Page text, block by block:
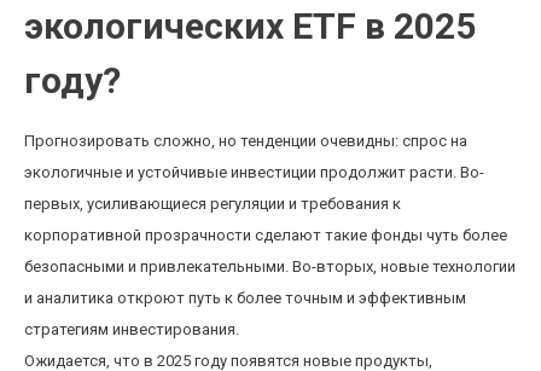
экологических ETF в 2025
году?
Прогнозировать сложно, но тенденции очевидны: спрос на
экологичные и устойчивые инвестиции продолжит расти. Во-
первых, усиливающиеся регуляции и требования к
корпоративной прозрачности сделают такие фонды чуть более
безопасными и привлекательными. Во-вторых, новые технологии
и аналитика откроют путь к более точным и эффективным
стратегиям инвестирования.
Ожидается, что в 2025 году появятся новые продукты,